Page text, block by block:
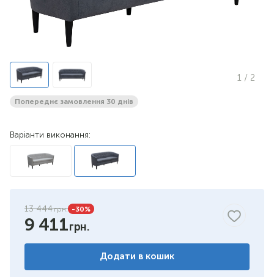
1 / 2
Попереднє замовлення 30 днів
Варіанти виконання:
13 444 -30%
9 411
Додати в кошик